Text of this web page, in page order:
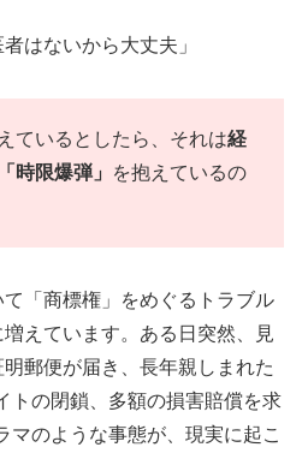
はないから大丈夫」
ているとしたら、それは経
時限爆弾」 を抱えているの
「商標権」をめぐるトラブル
えています。ある日突然、見
郵便が届き、長年親しまれた
の閉鎖、多額の損害賠償を求
のような事態が、現実に起こ